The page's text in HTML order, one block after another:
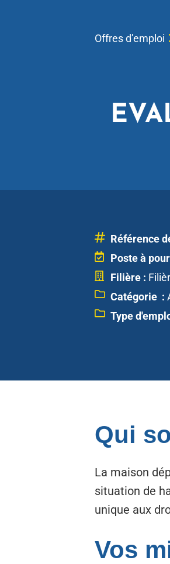
Offres d’emploi
Référence
Poste à
Filière :
Catégorie :
Type
Qui
La maison
situation de
unique aux
Vos